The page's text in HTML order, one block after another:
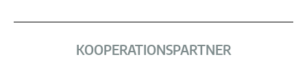
KOOPERATIONS­PARTNER